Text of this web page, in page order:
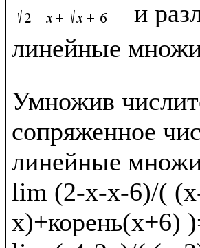
и
Умножив
сопряженное
линейные
lim (2-x-x-6)/(
x)+корень(x+6)